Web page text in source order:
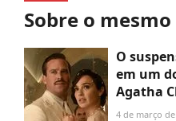
Sobre o
O
em um
Agatha
pela
4 de março